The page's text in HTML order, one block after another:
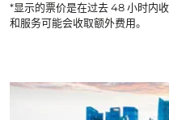
*显示的票价是在过去 48 小时内
和服务可能会收取额外费用。